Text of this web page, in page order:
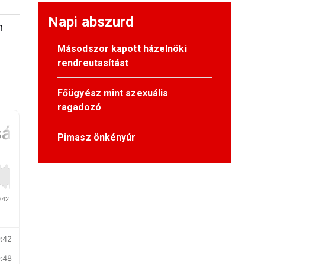
Napi abszurd
Másodszor kapott házelnöki
rendreutasítást
Főügyész mint szexuális
ragadozó
Pimasz önkényúr